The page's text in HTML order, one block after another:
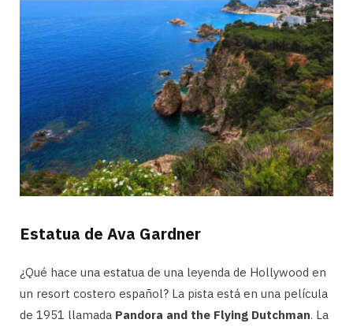
Estatua de Ava Gardner
¿Qué hace una estatua de una leyenda de Hollywood en
un resort costero español? La pista está en una película
de 1951 llamada Pandora and the Flying Dutchman. La